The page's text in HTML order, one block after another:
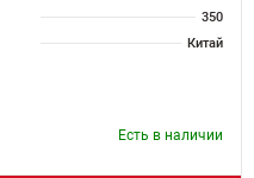
350
Китай
Есть в наличии